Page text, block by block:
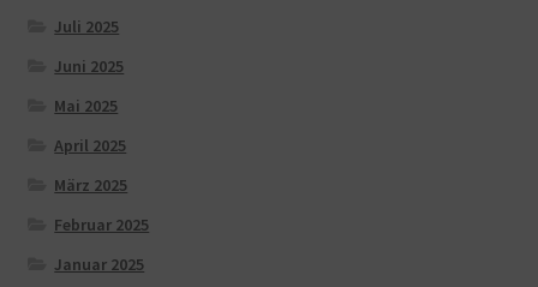
Juli 2025
Juni 2025
Mai 2025
April 2025
März 2025
Februar 2025
Januar 2025